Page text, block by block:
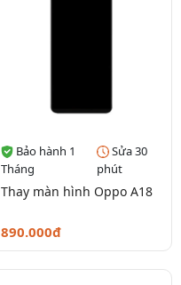
Bảo hành 1
Tháng
Sửa 30
phút
Thay màn hình Oppo A18
890.000đ